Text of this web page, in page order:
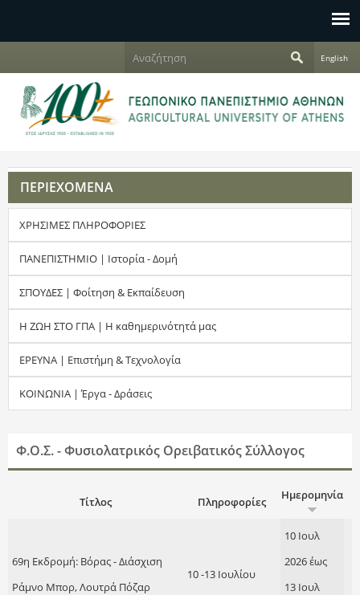
Φ
ό
μ
α
α
ν
α
ζ
ή
τ
σ
ζ
ή
τ
η
English
ΠΕΡΙΕΧΟΜΕΝΑ
ΧΡΗΣΙΜΕΣ ΠΛΗΡΟΦΟΡΙΕΣ
ΠΑΝΕΠΙΣΤΗΜΙΟ | Ιστορία - Δομή
ΣΠΟΥΔΕΣ | Φοίτηση & Εκπαίδευση
Η ΖΩΗ ΣΤΟ ΓΠΑ | Η καθημερινότητά μας
ΕΡΕΥΝΑ | Επιστήμη & Τεχνολογία
ΚΟΙΝΩΝΙΑ | Έργα - Δράσεις
Φ.Ο.Σ. - Φυσιολατρικός Ορειβατικός Σύλλογος
Τίτλος Πληροφορίες Ημερομηνία
69η Εκδρομή: Βόρας - Διάσχιση
Ράμνο Μπορ, Λουτρά Πόζαρ
10 -13 Ιουλίου
10 Ιουλ
2026έως
13 Ιουλ